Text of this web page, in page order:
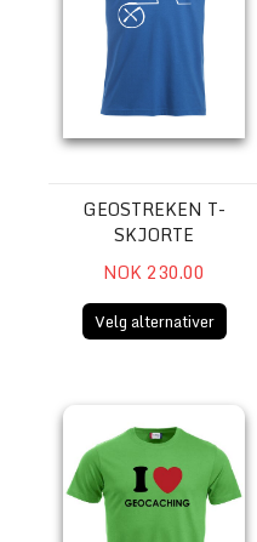
GEOSTREKEN T-
SKJORTE
NOK 230.00
Velg alternativer